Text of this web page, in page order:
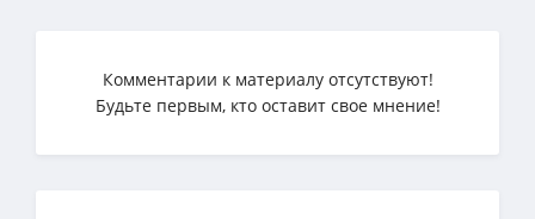
Комментарии к материалу отсутствуют!
Будьте первым, кто оставит свое мнение!